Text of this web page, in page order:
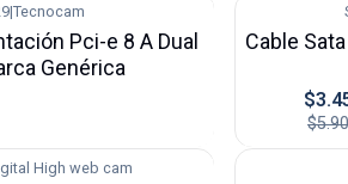
|Tecnocam
Pci-e 8 A Dual
Genérica
Cable
High web cam